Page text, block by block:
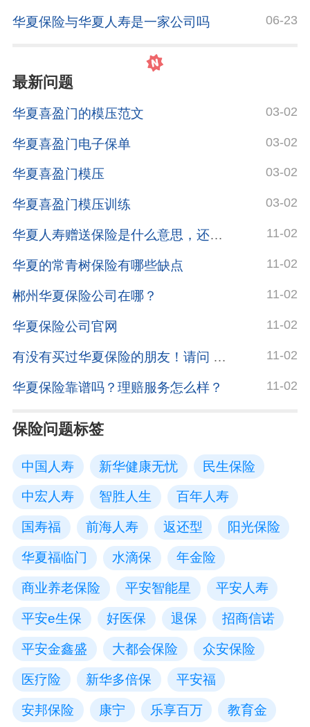
华夏保险与华夏人寿是一家公司吗 06-23
最新问题
华夏喜盈门的模压范文 03-02
华夏喜盈门电子保单 03-02
华夏喜盈门模压 03-02
华夏喜盈门模压训练 03-02
华夏人寿赠送保险是什么意思，还发了合同号给我 11-02
华夏的常青树保险有哪些缺点 11-02
郴州华夏保险公司在哪？ 11-02
华夏保险公司官网 11-02
有没有买过华夏保险的朋友！请问 可靠吗？ 11-02
华夏保险靠谱吗？理赔服务怎么样？ 11-02
保险问题标签
中国人寿 新华健康无忧 民生保险
中宏人寿 智胜人生 百年人寿
国寿福 前海人寿 返还型 阳光保险
华夏福临门 水滴保 年金险
商业养老保险 平安智能星 平安人寿
平安e生保 好医保 退保 招商信诺
平安金鑫盛 大都会保险 众安保险
医疗险 新华多倍保 平安福
安邦保险 康宁 乐享百万 教育金